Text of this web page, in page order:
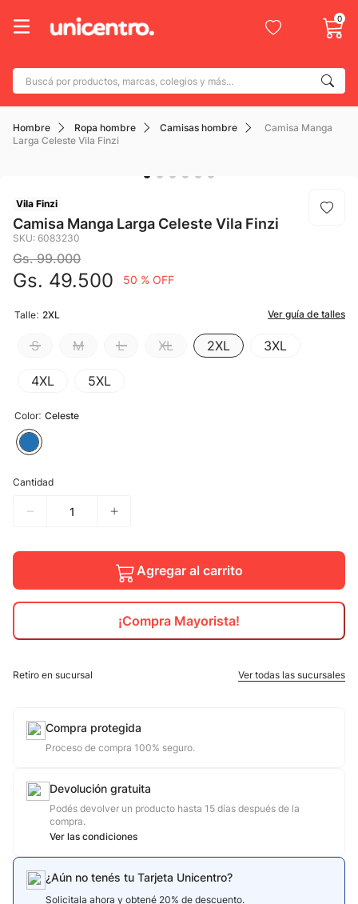
0
Buscá por productos, marcas, colegios y más...
Hombre Ropa hombre Camisas hombre
Camisa Manga
Larga Celeste Vila Finzi
Vila Finzi
Camisa Manga Larga Celeste Vila Finzi
SKU: 6083230
Gs. 99.000
Gs. 49.500 50 % OFF
Color: Celeste
Talle: 2XL
2XL 3XL
4XL 5XL
L
M
S XL
Ver guía de talles
Cantidad
Agregar al carrito
¡Compra Mayorista!
Retiro en sucursal Ver todas las sucursales
Compra protegida
Proceso de compra 100% seguro.
Devolución gratuita
Podés devolver un producto hasta 15 días después de la
compra.
Ver las condiciones
¿Aún no tenés tu Tarjeta Unicentro?
Solicitala ahora y obtené 20% de descuento.
Términos más buscados
1. adidas
botin
5. caterpillar
mochila
10. calzado